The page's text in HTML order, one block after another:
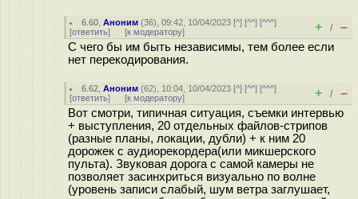
6.60 ,Аноним (36), 09:42, 10/04/2023 [^] [^^] [^^^]
[ответить] [к модератору] + / –
С чего бы им быть независимы, тем более если
нет перекодирования.
6.62 ,Аноним (62), 10:04, 10/04/2023 [^] [^^] [^^^]
[ответить] [к модератору] + / –
Вот смотри, типичная ситуация, съемки интервью
+ выступления, 20 отдельных файлов-стрипов
(разные планы, локации, дубли) + к ним 20
дорожек с аудиорекордера(или микшерского
пульта). Звуковая дорога с самой камеры не
позволяет засинхриться визуально по волне
(уровень записи слабый, шум ветра заглушает,